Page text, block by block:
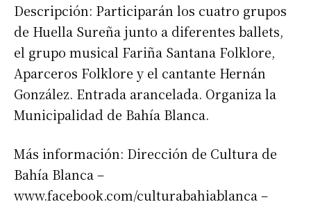
Descripción: Participarán los cuatro grupos
de Huella Sureña junto a diferentes ballets,
el grupo musical Fariña Santana Folklore,
Aparceros Folklore y el cantante Hernán
González. Entrada arancelada. Organiza la
Municipalidad de Bahía Blanca.
Más información: Dirección de Cultura de
Bahía Blanca –
www.facebook.com/culturabahiablanca –